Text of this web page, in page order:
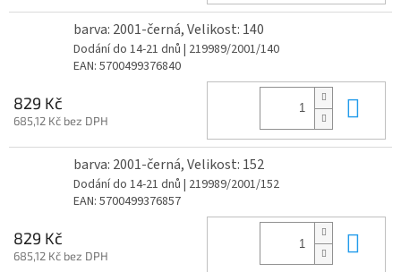
barva: 2001-černá, Velikost: 140
Dodání do 14-21 dnů | 219989/2001/140
EAN: 5700499376840
829 Kč
685,12 Kč bez DPH
barva: 2001-černá, Velikost: 152
Dodání do 14-21 dnů | 219989/2001/152
EAN: 5700499376857
829 Kč
685,12 Kč bez DPH